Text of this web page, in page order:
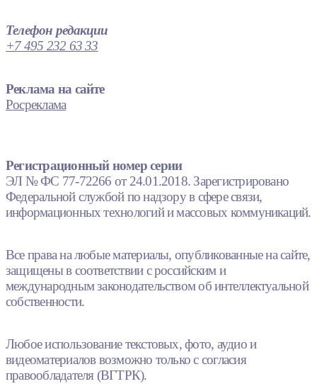
Телефон редакции
+7 495 232 63 33
Реклама на сайте
Росреклама
Регистрационный номер серии
ЭЛ № ФС 77-72266 от 24.01.2018. Зарегистрировано
Федеральной службой по надзору в сфере связи,
информационных технологий и массовых коммуникаций.
Все права на любые материалы, опубликованные на сайте,
защищены в соответствии с российским и
международным законодательством об интеллектуальной
собственности.
Любое использование текстовых, фото, аудио и
видеоматериалов возможно только с согласия
правообладателя (ВГТРК).